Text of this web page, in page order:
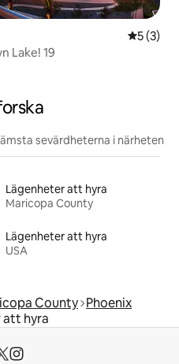
5 av 5 i
5 (3)
Lake! 19
sevärdheterna i närheten
Lägenheter att hyra
Maricopa County
Lägenheter att hyra
USA
County Phoenix
att hyra